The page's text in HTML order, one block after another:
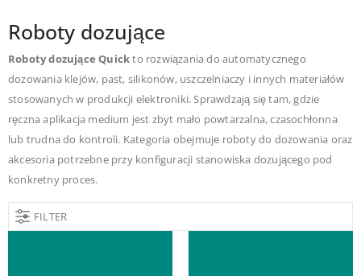
Roboty dozujące
Roboty dozujące Quickto rozwiązania do automatycznego
dozowania klejów, past, silikonów, uszczelniaczy i innych materiałów
stosowanych w produkcji elektroniki. Sprawdzają się tam, gdzie
ręczna aplikacja medium jest zbyt mało powtarzalna, czasochłonna
lub trudna do kontroli. Kategoria obejmuje roboty do dozowania oraz
akcesoria potrzebne przy konfiguracji stanowiska dozującego pod
konkretny proces.
FILTER